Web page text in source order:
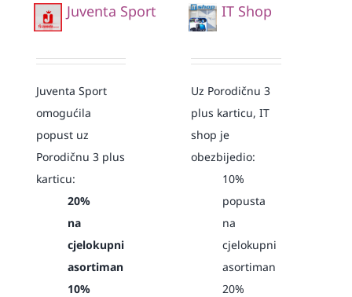
Juventa Sport
Juventa Sport
omogućila
popust uz
Porodičnu 3 plus
karticu:
20%
na
cjelokupni
asortiman
10%
IT Shop
Uz Porodičnu 3
plus karticu, IT
shop je
obezbijedio:
10%
popusta
na
cjelokupni
asortiman
20%